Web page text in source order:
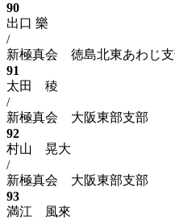
90
出口 樂
/
新極真会 徳島北東あわじ
91
太田 稜
/
新極真会 大阪東部支部
92
村山 晃大
/
新極真会 大阪東部支部
93
満江 風來